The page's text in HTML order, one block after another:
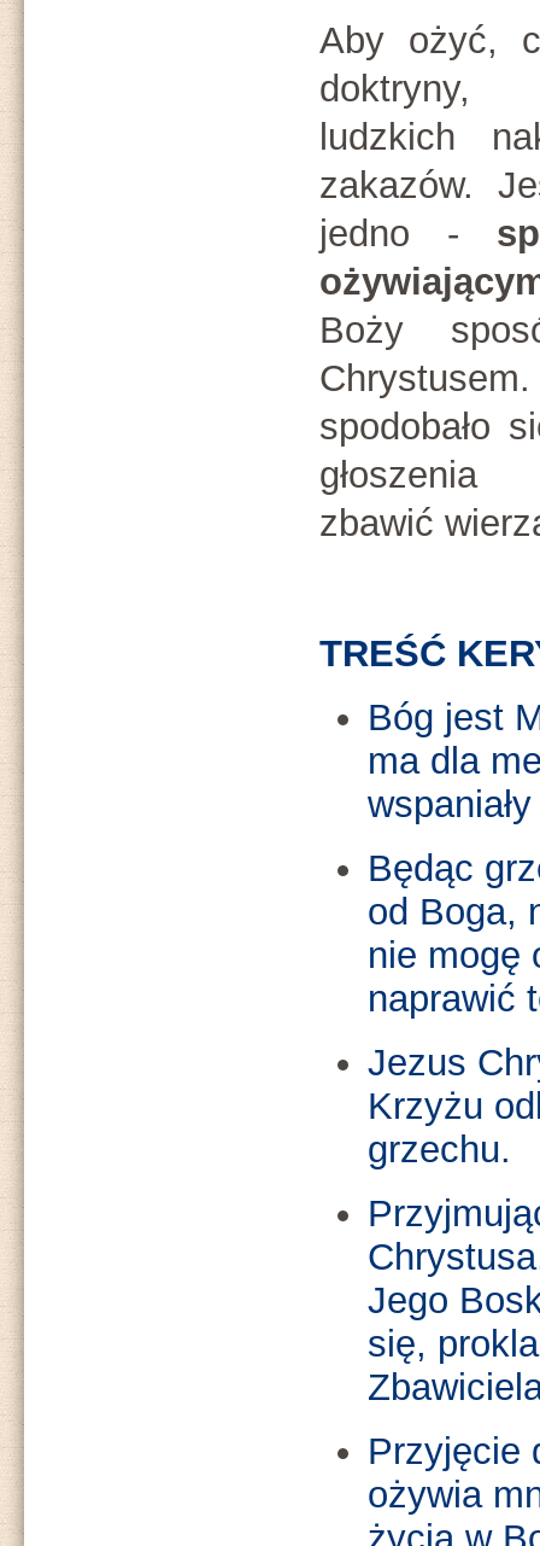
Aby ożyć,
doktryny,
ludzkich
zakazów.
jedno -
Boży
Chrystusem.
spodobało
głoszenia
zbawić
TREŚĆ
Bóg jest
ma dla
Będąc
od Boga,
nie mogę
naprawić
Jezus
Krzyżu
grzechu.
Jego
się,
Przyjęcie
ożywia